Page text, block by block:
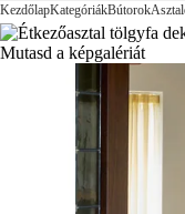
KezdőlapKategóriákBútorok
Mutasd a képgalériát